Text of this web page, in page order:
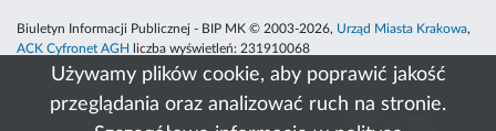
Używamy plików cookie, aby poprawić jakość
przeglądania oraz analizować ruch na stronie.
Biuletyn Informacji Publicznej - BIP MK © 2003-2026, Urząd Miasta Krakowa,
ACK Cyfronet AGH
liczba wyświetleń: 231910068